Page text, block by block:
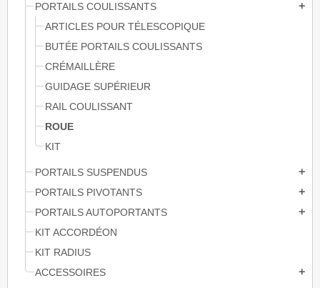
PORTAILS COULISSANTS add
ARTICLES POUR TÉLESCOPIQUE
BUTÉE PORTAILS COULISSANTS
CRÉMAILLÈRE
GUIDAGE SUPÉRIEUR
RAIL COULISSANT
ROUE
KIT
PORTAILS SUSPENDUS add
PORTAILS PIVOTANTS add
PORTAILS AUTOPORTANTS add
KIT ACCORDÉON
KIT RADIUS
ACCESSOIRES
add